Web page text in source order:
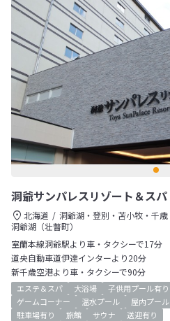
洞爺サンパレスリゾート＆スパ
北海道
洞爺湖・登別・苫小牧・千歳
洞爺湖（壮瞥町）
室蘭本線洞爺駅より車・タクシーで17分
道央自動車道伊達インターより20分
新千歳空港より車・タクシーで90分
エステ＆スパ 大浴場 子供用プール有り
ゲームコーナー
温水プール 屋内プール
駐車場有り
旅館 サウナ 送迎有り